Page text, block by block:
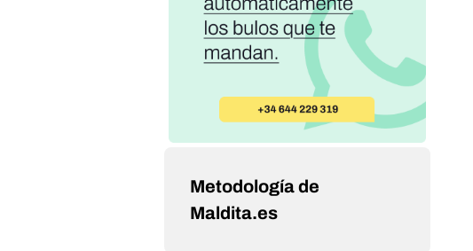
Metodología de
Maldita.es